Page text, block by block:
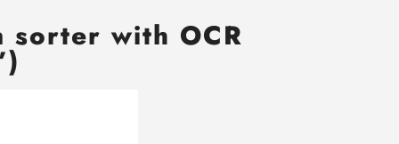
sorter with OCR